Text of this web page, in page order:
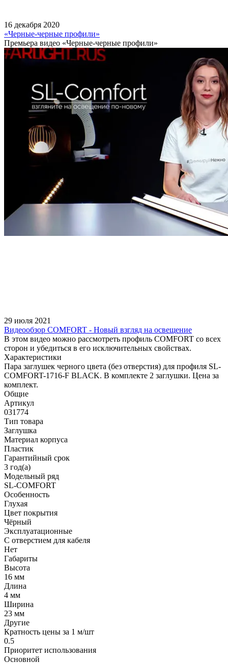
16 декабря 2020
«Черные-черные профили»
Премьера видео «Черные-черные профили»
29 июля 2021
Видеообзор COMFORT - Новый взгляд на освещение
В этом видео можно рассмотреть профиль COMFORT со всех
сторон и убедиться в его исключительных свойствах.
Характеристики
Пара заглушек черного цвета (без отверстия) для профиля SL-
COMFORT-1716-F BLACK. В комплекте 2 заглушки. Цена за
комплект.
Общие
Артикул
031774
Тип товара
Заглушка
Материал корпуса
Пластик
Гарантийный срок
3 год(а)
Модельный ряд
SL-COMFORT
Особенность
Глухая
Цвет покрытия
Чёрный
Эксплуатационные
С отверстием для кабеля
Нет
Габариты
Высота
16 мм
Длина
4 мм
Ширина
23 мм
Другие
Кратность цены за 1 м/шт
0.5
Приоритет использования
Основной